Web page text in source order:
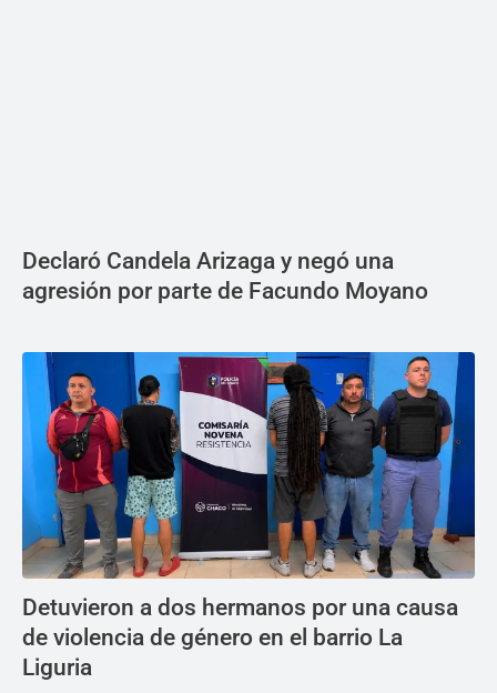
Declaró Candela Arizaga y negó una
agresión por parte de Facundo Moyano
Detuvieron a dos hermanos por una causa
de violencia de género en el barrio La
Liguria